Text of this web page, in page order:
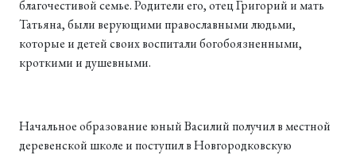
благочестивой семье. Родители его, отец Григорий и мать
Татьяна, были верующими православными людьми,
которые и детей своих воспитали богобоязненными,
кроткими и душевными.
Начальное образование юный Василий получил в местной
деревенской школе и поступил в Новгородковскую